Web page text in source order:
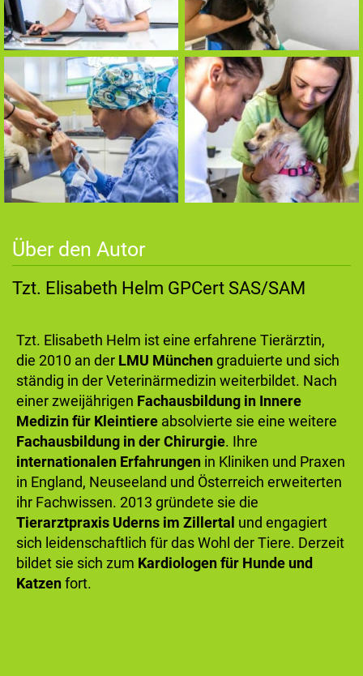
Über den Autor
Tzt. Elisabeth Helm GPCert SAS/SAM
Tzt. Elisabeth Helm ist eine erfahrene Tierärztin,
die 2010 an der LMU Münchengraduierte und sich
ständig in der Veterinärmedizin weiterbildet. Nach
einer zweijährigen Fachausbildung in Innere
Medizin für Kleintiere absolvierte sie eine weitere
Fachausbildung in der Chirurgie. Ihre
internationalen Erfahrungen in Kliniken und Praxen
in England, Neuseeland und Österreich erweiterten
ihr Fachwissen. 2013 gründete sie die
Tierarztpraxis Uderns im Zillertal und engagiert
sich leidenschaftlich für das Wohl der Tiere. Derzeit
bildet sie sich zum Kardiologen für Hunde und
Katzenfort.